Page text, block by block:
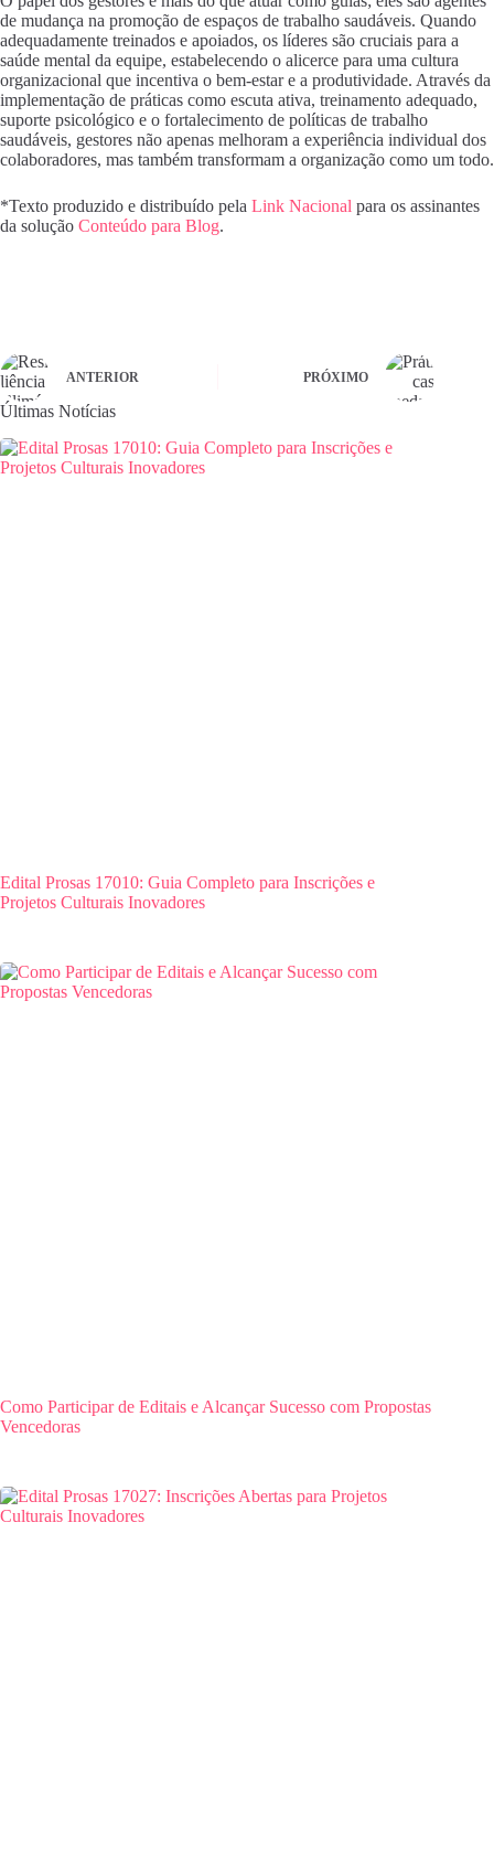
de mudança na promoção de espaços de trabalho saudáveis. Quando
adequadamente treinados e apoiados, os líderes são cruciais para a
saúde mental da equipe, estabelecendo o alicerce para uma cultura
organizacional que incentiva o bem-estar e a produtividade. Através da
implementação de práticas como escuta ativa, treinamento adequado,
suporte psicológico e o fortalecimento de políticas de trabalho
saudáveis, gestores não apenas melhoram a experiência individual dos
colaboradores, mas também transformam a organização como um todo.
*Texto produzido e distribuído pela Link Nacional para os assinantes
da solução Conteúdo para Blog.
ANTERIOR PRÓXIMO
Últimas Notícias
Edital Prosas 17010: Guia Completo para Inscrições e
Projetos Culturais Inovadores
Como Participar de Editais e Alcançar Sucesso com Propostas
Vencedoras